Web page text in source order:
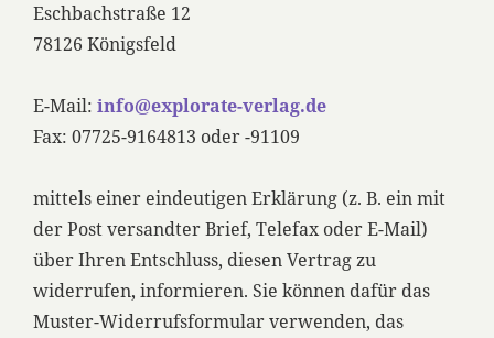
Eschbachstraße 12
78126 Königsfeld
E-Mail: info@explorate-verlag.de
Fax: 07725-9164813 oder -91109
mittels einer eindeutigen Erklärung (z. B. ein mit
der Post versandter Brief, Telefax oder E-Mail)
über Ihren Entschluss, diesen Vertrag zu
widerrufen, informieren. Sie können dafür das
Muster-Widerrufsformular verwenden, das